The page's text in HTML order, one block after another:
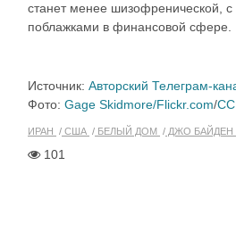
станет менее шизофренической,
поблажками в финансовой сфере.
Источник: Авторский Телеграм-
Фото: Gage Skidmore/Flickr.com/
ИРАН США БЕЛЫЙ ДОМ ДЖО БАЙДЕН
101